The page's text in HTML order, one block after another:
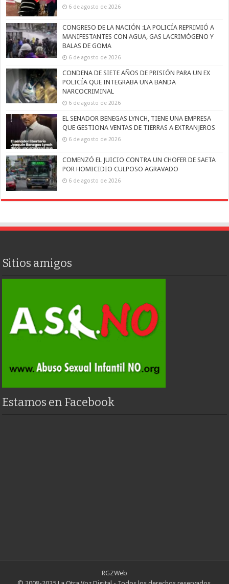
6 de agosto de 2026
CONGRESO DE LA NACIÓN :LA POLICÍA REPRIMIÓ A
MANIFESTANTES CON AGUA, GAS LACRIMÓGENO Y
BALAS DE GOMA
6 de agosto de 2026
CONDENA DE SIETE AÑOS DE PRISIÓN PARA UN EX
POLICÍA QUE INTEGRABA UNA BANDA
NARCOCRIMINAL
6 de agosto de 2026
EL SENADOR BENEGAS LYNCH, TIENE UNA EMPRESA
QUE GESTIONA VENTAS DE TIERRAS A EXTRANJEROS
6 de agosto de 2026
COMENZÓ EL JUICIO CONTRA UN CHOFER DE SAETA
POR HOMICIDIO CULPOSO AGRAVADO
6 de agosto de 2026
Sitios amigos
Estamos en Facebook
RGZWeb